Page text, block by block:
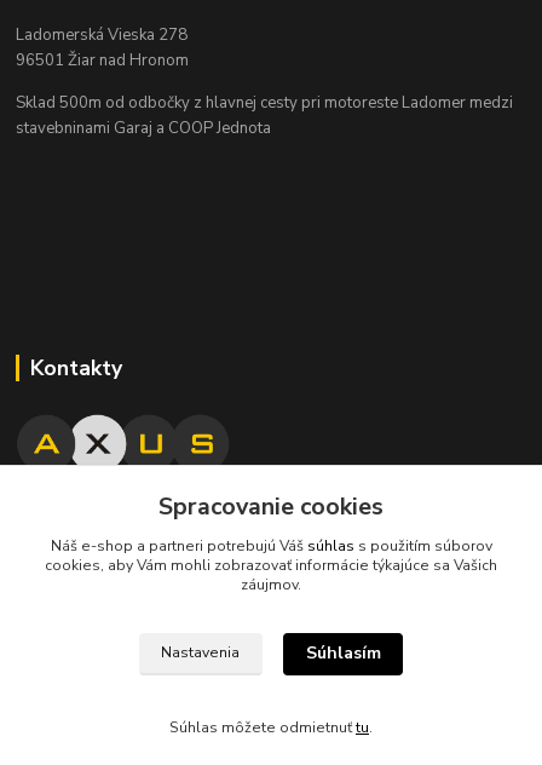
Ladomerská Vieska 278
96501 Žiar nad Hronom
Sklad 500m od odbočky z hlavnej cesty pri motoreste Ladomer medzi
stavebninami Garaj a COOP Jednota
Kontakty
045/671 63 50
axuspneu@gmail.com
Spracovanie cookies
Náš e-shop a partneri potrebujú Váš súhlas s použitím súborov
cookies, aby Vám mohli zobrazovať informácie týkajúce sa Vašich
záujmov.
Nastavenia Súhlasím
Súhlas môžete odmietnuťtu.